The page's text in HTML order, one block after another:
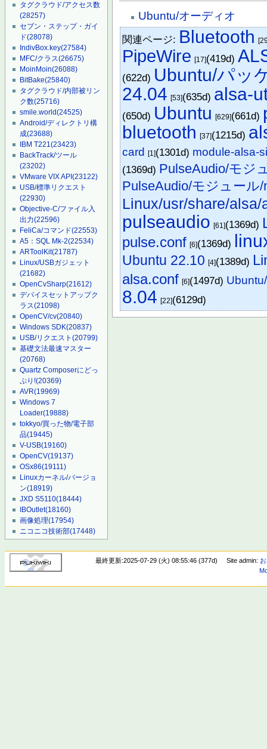
タグクラウド/アクセス数
(28257)
セブン・ステップ・ガイ
ド(28078)
IndivBox.key(27584)
MFC/クラス(26675)
MoinMoin(26088)
BitBake(25840)
タグクラウド/内部被リン
ク数(25716)
smile.world(24525)
Android/ディレクトリ構
成(23688)
IBM T221(23423)
BackTrack/ツール
(23202)
VMware VIX API(23122)
USB/標準リクエスト
(22930)
Objective-C/ファイル入
出力(22596)
FeliCa/コマンド(22553)
A5：SQL Mk-2(22534)
ARToolKit(21787)
Linux/USBガジェット
(21682)
OpenCvSharp(21612)
デバイスセットアップク
ラス(21098)
OpenCV/cv(20840)
Windows SDK(20837)
USB/リクエスト(20799)
基礎文法最速マスター
(20768)
Quartz Composerにどっ
ぷり!(20369)
AVR(19969)
Windows 7
Loader(19888)
tokkyo/買った物/電子部
品(19445)
V-USB(19160)
OpenCV(19137)
OSx86(19111)
Linuxカーネル/バージョ
ン(18919)
JXD S5110(18444)
IBOutlet(18160)
画像処理(17954)
ニコニコ技術部(17448)
Ubuntu/オーディオ
関連ページ: Bluetooth
PipeWire [17](419d)
(622d) Ubuntu/パッ
24.04 [53](635d) alsa-
(650d) Ubuntu [629](661d)
bluetooth [37](1215d)
card [1](1301d) module-alsa-
(1369d) PulseAudio/モジ
PulseAudio/モジュール/
Linux/usr/share/
pulseaudio [61](1369d)
pulse.conf [6](1369d)
Ubuntu 22.10 [4](1389d)
alsa.conf [6](1497d)
8.04 [22](6129d)
最終更新:2025-07-29 (火) 08:55:46 (377d) Site admin: